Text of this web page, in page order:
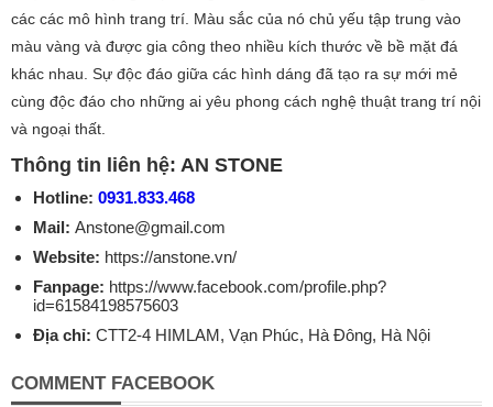
các các mô hình trang trí. Màu sắc của nó chủ yếu tập trung vào
màu vàng và được gia công theo nhiều kích thước về bề mặt đá
khác nhau. Sự độc đáo giữa các hình dáng đã tạo ra sự mới mẻ
cùng độc đáo cho những ai yêu phong cách nghệ thuật trang trí nội
và ngoại thất.
Thông tin liên hệ: AN STONE
Hotline: 0931.833.468
Mail: Anstone@gmail.com
Website: https://anstone.vn/
Fanpage: https://www.facebook.com/profile.php?
id=61584198575603
Địa chỉ: CTT2-4 HIMLAM, Vạn Phúc, Hà Đông, Hà Nội
COMMENT FACEBOOK